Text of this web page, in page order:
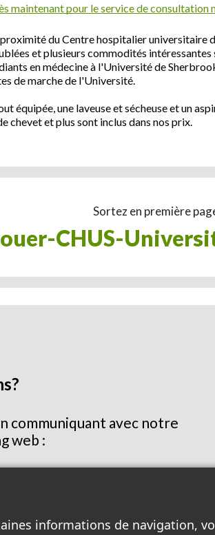
maintenant pour le service de consultation
du Centre hospitalier
et plusieurs commodités
en médecine à l'Université de
de marche de l'Université.
équipée, une laveuse et sécheuse et un
chevet et plus sont inclus dans nos prix.
Sortez en première
CHUS-
communiquant avec notre
web :
informations de navigation,